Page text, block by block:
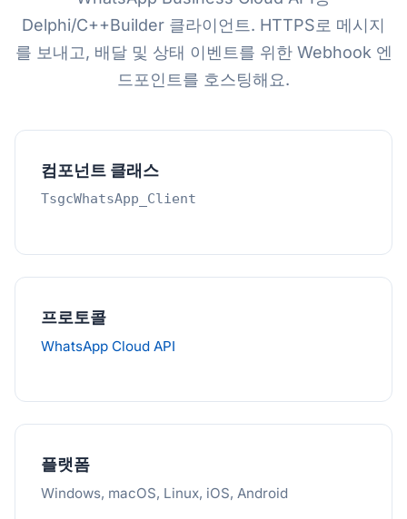
Delphi/C++Builder 클라이언트. HTTPS로 메시지
를 보내고, 배달 및 상태 이벤트를 위한 Webhook 엔
드포인트를 호스팅해요.
컴포넌트 클래스
TsgcWhatsApp_Client
프로토콜
WhatsApp Cloud API
플랫폼
Windows, macOS, Linux, iOS, Android